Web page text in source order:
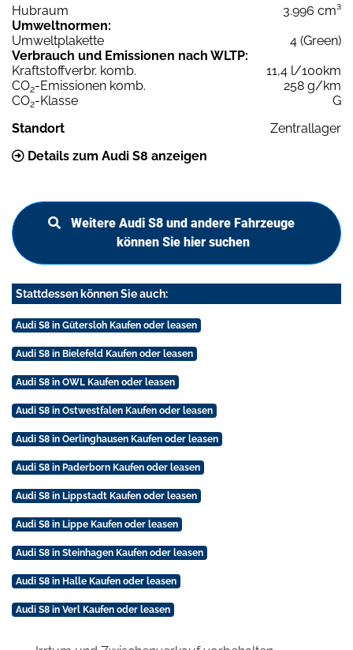
Hubraum
3.996 cm³
Umweltnormen:
Umweltplakette
4 (Green)
Verbrauch und Emissionen nach WLTP:
Kraftstoffverbr. komb.
11,4 l/100km
CO2-Emissionen komb.
258 g/km
CO2-Klasse
G
Standort
Zentrallager
Details zum Audi S8 anzeigen
Weitere Audi S8 und andere Fahrzeuge
können Sie hier suchen
Stattdessen können Sie auch:
Audi S8 in Gütersloh Kaufen oder leasen
Audi S8 in Bielefeld Kaufen oder leasen
Audi S8 in OWL Kaufen oder leasen
Audi S8 in Ostwestfalen Kaufen oder leasen
Audi S8 in Oerlinghausen Kaufen oder leasen
Audi S8 in Paderborn Kaufen oder leasen
Audi S8 in Lippstadt Kaufen oder leasen
Audi S8 in Lippe Kaufen oder leasen
Audi S8 in Steinhagen Kaufen oder leasen
Audi S8 in Halle Kaufen oder leasen
Audi S8 in Verl Kaufen oder leasen